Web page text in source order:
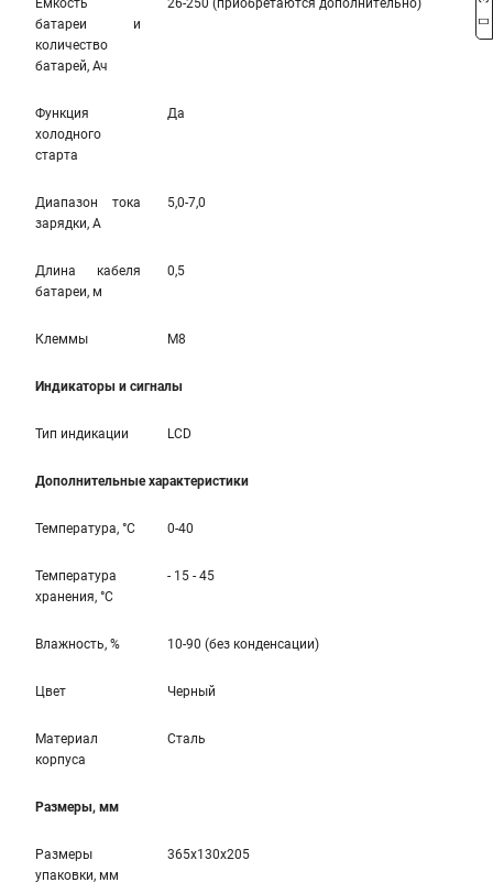
Емкость
батареи и
количество
батарей, Ач
26-250 (приобретаются дополнительно)
Функция
холодного
старта
Да
Диапазон тока
зарядки, А
5,0-7,0
Длина кабеля
батареи, м
0,5
Клеммы M8
Индикаторы и сигналы
Тип индикации LCD
Дополнительные характеристики
Температура, °С 0-40
Температура
хранения, °С
- 15 - 45
Влажность, % 10-90 (без конденсации)
Цвет Черный
Материал
корпуса
Сталь
Размеры, мм
Размеры
упаковки, мм
365x130x205